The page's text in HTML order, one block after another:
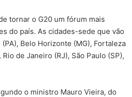
tornar o G20 um fórum mais
do país. As cidades-sede que vão
Belo Horizonte (MG), Fortaleza
de Janeiro (RJ), São Paulo (SP),
o ministro Mauro Vieira, do